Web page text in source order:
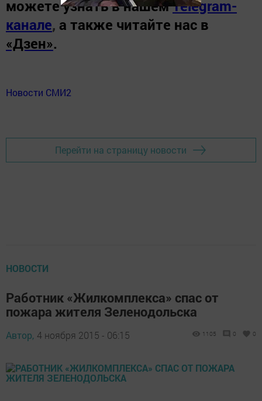
можете узнать в нашемTelegram-
канале, а также читайте нас в
«Дзен».
Новости СМИ2
Перейти на страницу новости
НОВОСТИ
Работник «Жилкомплекса» спас от
пожара жителя Зеленодольска
Автор, 4 ноября 2015 - 06:15 1105 0 0